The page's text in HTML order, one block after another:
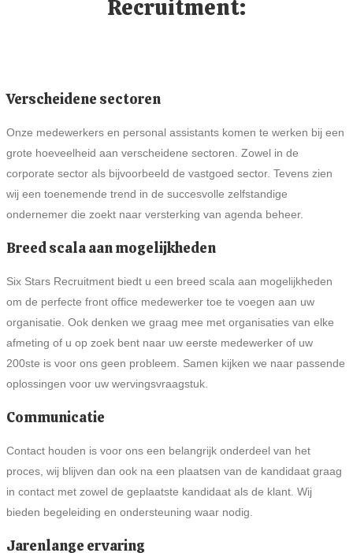
Recruitment:
Verscheidene sectoren
Onze medewerkers en personal assistants komen te werken bij een
grote hoeveelheid aan verscheidene sectoren. Zowel in de
corporate sector als bijvoorbeeld de vastgoed sector. Tevens zien
wij een toenemende trend in de succesvolle zelfstandige
ondernemer die zoekt naar versterking van agenda beheer.
Breed scala aan mogelijkheden
Six Stars Recruitment biedt u een breed scala aan mogelijkheden
om de perfecte front office medewerker toe te voegen aan uw
organisatie. Ook denken we graag mee met organisaties van elke
afmeting of u op zoek bent naar uw eerste medewerker of uw
200ste is voor ons geen probleem. Samen kijken we naar passende
oplossingen voor uw wervingsvraagstuk.
Communicatie
Contact houden is voor ons een belangrijk onderdeel van het
proces, wij blijven dan ook na een plaatsen van de kandidaat graag
in contact met zowel de geplaatste kandidaat als de klant. Wij
bieden begeleiding en ondersteuning waar nodig.
Jarenlange ervaring